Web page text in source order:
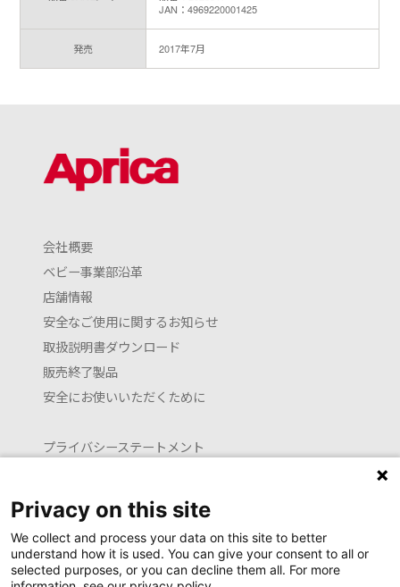
JAN：4969220001425
発売 2017年7月
会社概要
ベビー事業部沿革
店舗情報
安全なご使用に関するお知らせ
取扱説明書ダウンロード
販売終了製品
安全にお使いいただくために
プライバシーステートメント
お問い合わせ
Privacy on this site
We collect and process your data on this site to better
understand how it is used. You can give your consent to all or
selected purposes, or you can decline them all. For more